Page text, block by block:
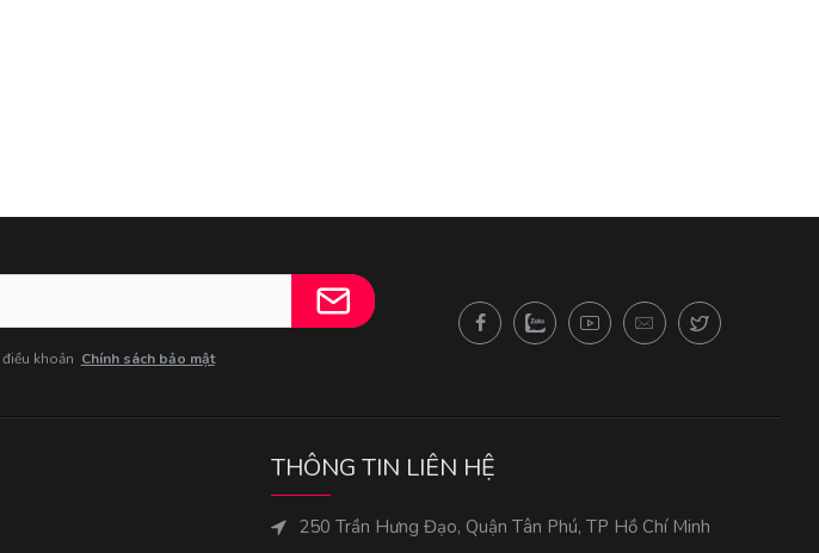
khoản Chính sách bảo mật
THÔNG TIN LIÊN HỆ
250 Trần Hưng Đạo, Quận Tân Phú, TP Hồ Chí Minh